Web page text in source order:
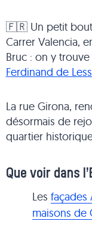
🇫🇷 Un petit bout
Carrer Valencia,
Bruc : on y trouve
Ferdinand de
La rue Girona,
désormais de
quartier
Que voir dans
Lesfaçades
maisons de